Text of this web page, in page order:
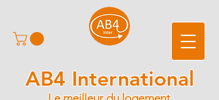
AB4 International